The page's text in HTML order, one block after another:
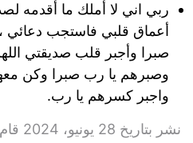
ربي اني لا أملك ما أقدمه
أعماق قلبي فاستجب دعائي ،
صبرا وأجبر قلب صديقتي
وصبرهم يا رب صبرا وكن
واجبر كسرهم يا رب.
نشر بتاريخ 28 يونيو، 2024